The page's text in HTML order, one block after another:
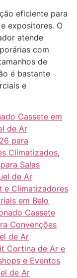
eficiente para
expositores. O
atende
com
de
é bastante
e
Cassete em
de Ar
para
Climatizados,
Salas
de Ar
e Climatizadores
em Belo
Cassete
Convenções
de Ar
Cortina de Ar e
e Eventos
de Ar